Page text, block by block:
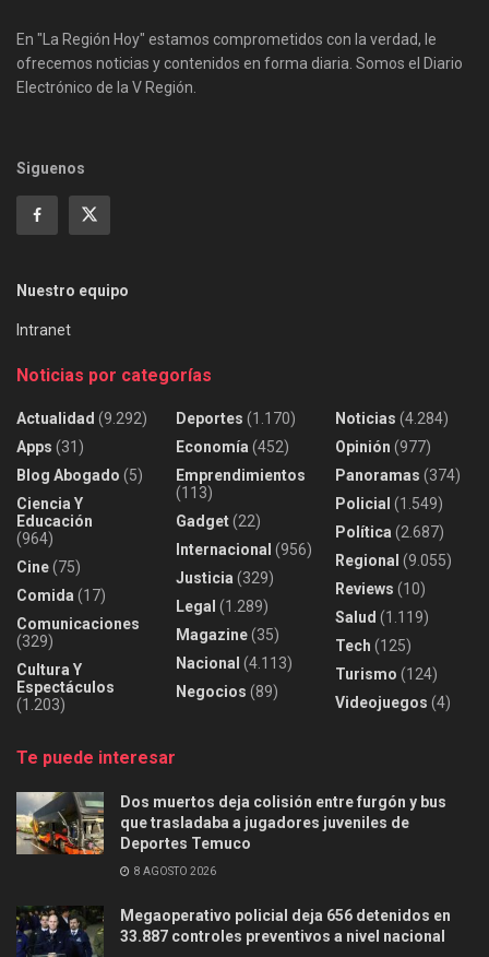
En "La Región Hoy" estamos comprometidos con la verdad, le
ofrecemos noticias y contenidos en forma diaria. Somos el Diario
Electrónico de la V Región.
Siguenos
Nuestro equipo
Intranet
Noticias por categorías
Actualidad (9.292)
Apps (31)
Blog Abogado (5)
Ciencia Y
Educación
(964)
Cine(75)
Comida (17)
Comunicaciones
(329)
Cultura Y
Espectáculos
(1.203)
Deportes (1.170)
Economía (452)
Emprendimientos
(113)
Gadget(22)
Internacional (956)
Justicia (329)
Legal (1.289)
Magazine(35)
Nacional (4.113)
Negocios (89)
Noticias (4.284)
Opinión (977)
Panoramas (374)
Policial (1.549)
Política (2.687)
Regional (9.055)
Reviews (10)
Salud (1.119)
Tech (125)
Turismo (124)
Videojuegos (4)
Te puede interesar
Dos muertos deja colisión entre furgón y bus
que trasladaba a jugadores juveniles de
Deportes Temuco
8 AGOSTO 2026
Megaoperativo policial deja 656 detenidos en
33.887 controles preventivos a nivel nacional